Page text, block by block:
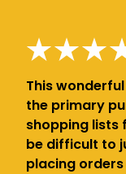
This
the primary
shopping lists
be difficult to
placing